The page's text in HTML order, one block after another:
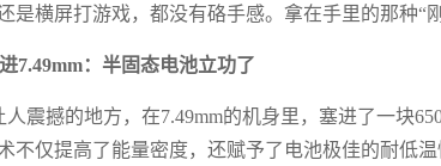
是横屏打游戏，都没有硌手感。拿在手里的那种“
7.49mm：半固态电池立功了
人震撼的地方，在7.49mm的机身里，塞进了一块
不仅提高了能量密度，还赋予了电池极佳的耐低